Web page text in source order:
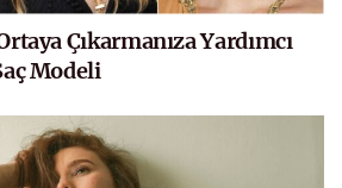
Çıkarmanıza Yardımcı
Modeli